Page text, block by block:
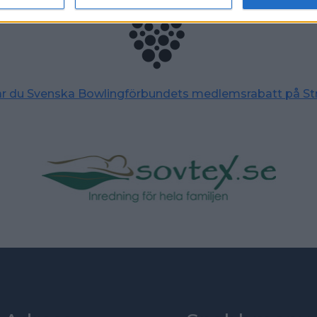
du Svenska Bowlingförbundets medlemsrabatt på